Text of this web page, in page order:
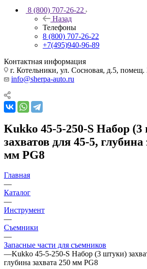
8 (800) 707-26-22
Назад
Телефоны
8 (800) 707-26-22
+7(495)940-96-89
Контактная информация
г. Котельники, ул. Сосновая, д.5, помещ.
info@sherpa-auto.ru
Kukko 45-5-250-S Набор
захватов для 45-5, глубина
мм PG8
Главная
—
Каталог
—
Инструмент
—
Съемники
—
Запасные части для съемников
—Kukko 45-5-250-S Набор (3 штуки)
глубина захвата 250 мм PG8